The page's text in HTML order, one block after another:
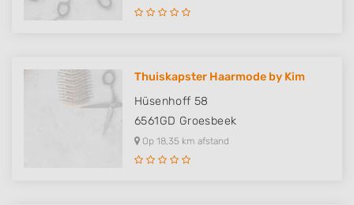
Thuiskapster Haarmode by Kim
Hüsenhoff 58
6561GD Groesbeek
Op 18,35 km afstand
Advertising